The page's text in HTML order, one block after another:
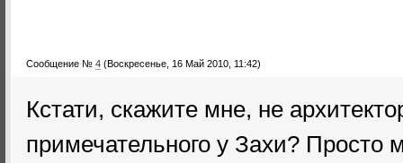
Сообщение № 4 (Воскресенье, 16 Май 2010, 11:42)
Кстати, скажите мне, не
примечательного у Захи? Просто